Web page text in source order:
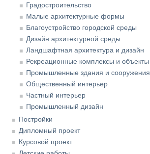
Градостроительство
Малые архитектурные формы
Благоустройство городской среды
Дизайн архитектурной среды
Ландшафтная архитектура и дизайн
Рекреационные комплексы и объекты
Промышленные здания и сооружения
Общественный интерьер
Частный интерьер
Промышленный дизайн
Постройки
Дипломный проект
Курсовой проект